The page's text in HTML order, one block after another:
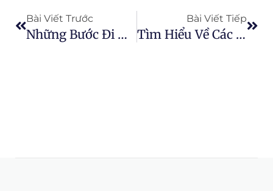
Bài Viết Trước
Những Bước Đi Đầu Tiên Khi Khởi Nghiệp Trong Ngành Nước Ép Chanh Dây
Bài Viết Tiếp
Tìm Hiểu Về Các Mô Hình Kinh Doanh Trong Ngành Sản Xuất Nước Ép Chanh Dây